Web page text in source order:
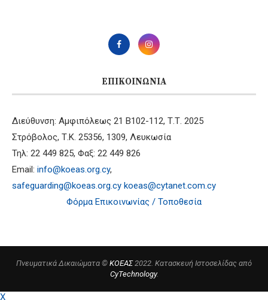
ΕΠΙΚΟΙΝΩΝΊΑ
Διεύθυνση: Αμφιπόλεως 21 B102-112, Τ.Τ. 2025
Στρόβολος, Τ.Κ. 25356, 1309, Λευκωσία
Τηλ: 22 449 825, Φαξ: 22 449 826
Email: info@koeas.org.cy,
safeguarding@koeas.org.cy koeas@cytanet.com.cy
Φόρμα Επικοινωνίας / Τοποθεσία
Πνευματικά Δικαιώματα © ΚΟΕΑΣ2022. Κατασκευή Ιστοσελίδας από
CyTechnology.
X